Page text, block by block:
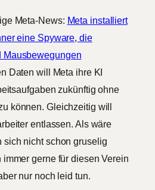
Meta-News: Meta installiert
eine Spyware, die
Mausbewegungen
Daten will Meta ihre KI
zukünftig ohne
können. Gleichzeitig will
entlassen. Als wäre
sich nicht schon gruselig
gerne für diesen Verein
nur noch leid tun.